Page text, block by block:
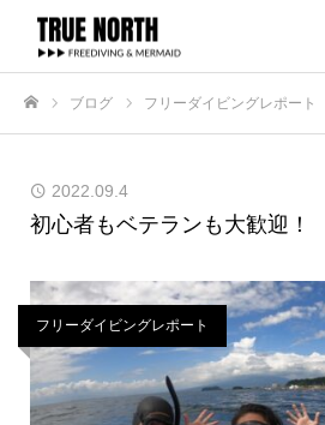
ブログ フリーダイビングレポート
2022.09.4
初心者もベテランも大歓迎！
フリーダイビングレポート